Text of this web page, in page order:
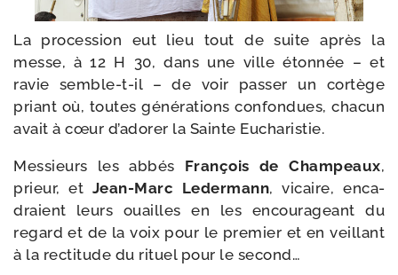
La pro­ces­sion eut lieu tout de suite après la
messe, à 12 H 30, dans une ville éton­née – et
ravie semble-​t-​il – de voir pas­ser un cor­tège
priant où, toutes géné­ra­tions confon­dues, cha­cun
avait à cœur d’a­do­rer la Sainte Eucharistie.
Messieurs les abbés François de Champeaux,
prieur, et Jean-​Marc Ledermann, vicaire, enca­
draient leurs ouailles en les encou­ra­geant du
regard et de la voix pour le pre­mier et en veillant
à la rec­ti­tude du rituel pour le second…